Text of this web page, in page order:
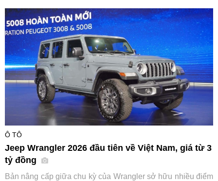
Ô TÔ
Jeep Wrangler 2026 đầu tiên về Việt Nam, giá từ 3
tỷ đồng
Bản nâng cấp giữa chu kỳ của Wrangler sở hữu nhiều điểm